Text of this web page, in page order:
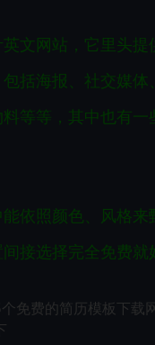
文网站，它里头提
括海报、社交媒体
等等，其中也有一
依照颜色、风格来
接选择完全免费就